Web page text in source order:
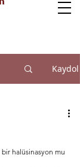
Kaydol
bir halüsinasyon mu